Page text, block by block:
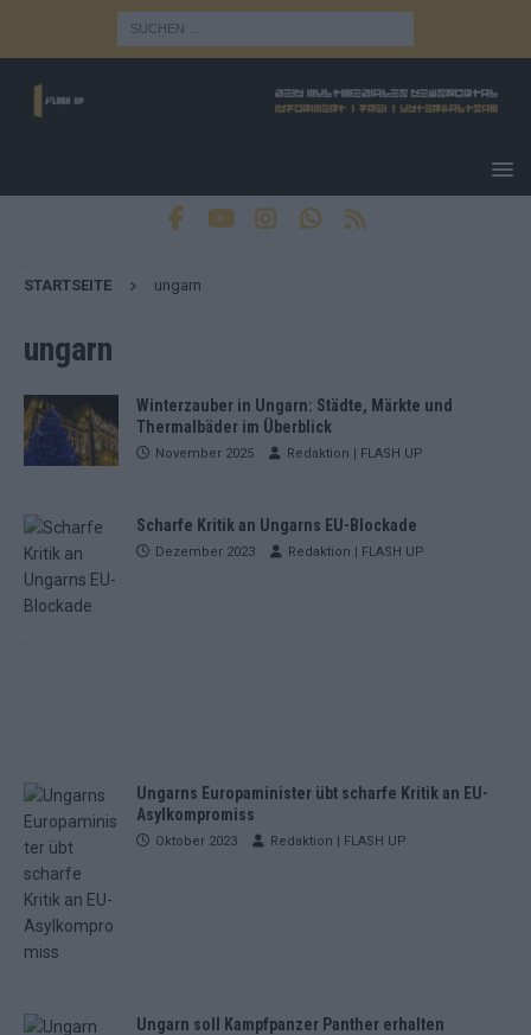
STARTSEITE ungarn
ungarn
Winterzauber in Ungarn: Städte, Märkte und
Thermalbäder im Überblick
November 2025 Redaktion | FLASH UP
Scharfe Kritik an Ungarns EU-Blockade
Dezember 2023 Redaktion | FLASH UP
Ungarns Europaminister übt scharfe Kritik an EU-
Asylkompromiss
Oktober 2023 Redaktion | FLASH UP
Ungarn soll Kampfpanzer Panther erhalten